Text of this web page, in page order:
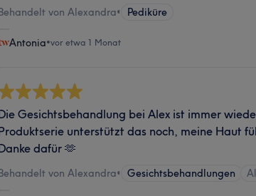
von Alexandra• Pediküre
Antonia•vor etwa 1 Monat
Gesichtsbehandlung bei Alex ist immer
unterstützt das noch, meine Haut
dafür 🫶
von Alexandra• Gesichtsbehandlungen